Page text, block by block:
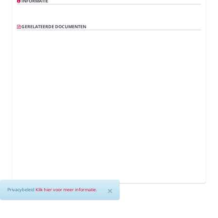
GERELATEERDE DOCUMENTEN
×
Privacybeleid Klik hier voor meer informatie.